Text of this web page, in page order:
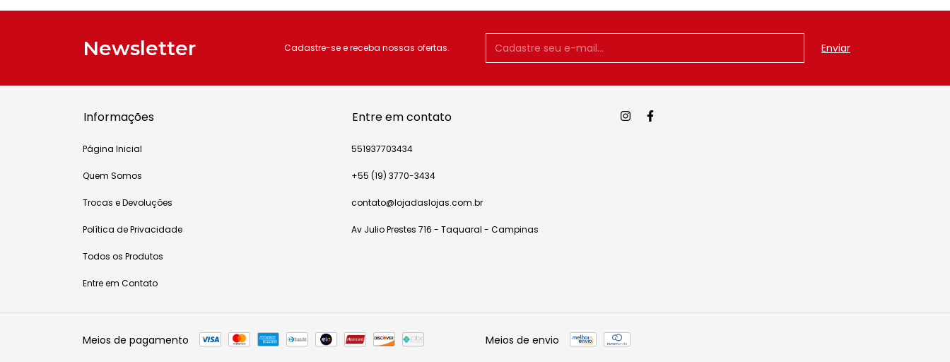
Newsletter Cadastre-se e receba nossas ofertas.
Informações
Página Inicial
Quem Somos
Trocas e Devoluções
Política de Privacidade
Todos os Produtos
Entre em Contato
Entre em contato
551937703434
+55 (19) 3770-3434
contato@lojadaslojas.com.br
Av Julio Prestes 716 - Taquaral - Campinas
Meios de pagamento Meios de envio